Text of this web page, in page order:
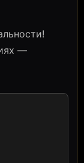
—